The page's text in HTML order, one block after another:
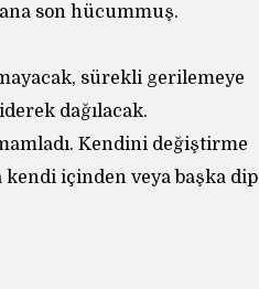
son hücummuş.
sürekli gerilemeye
dağılacak.
Kendini değiştirme
kendi içinden veya başka dip